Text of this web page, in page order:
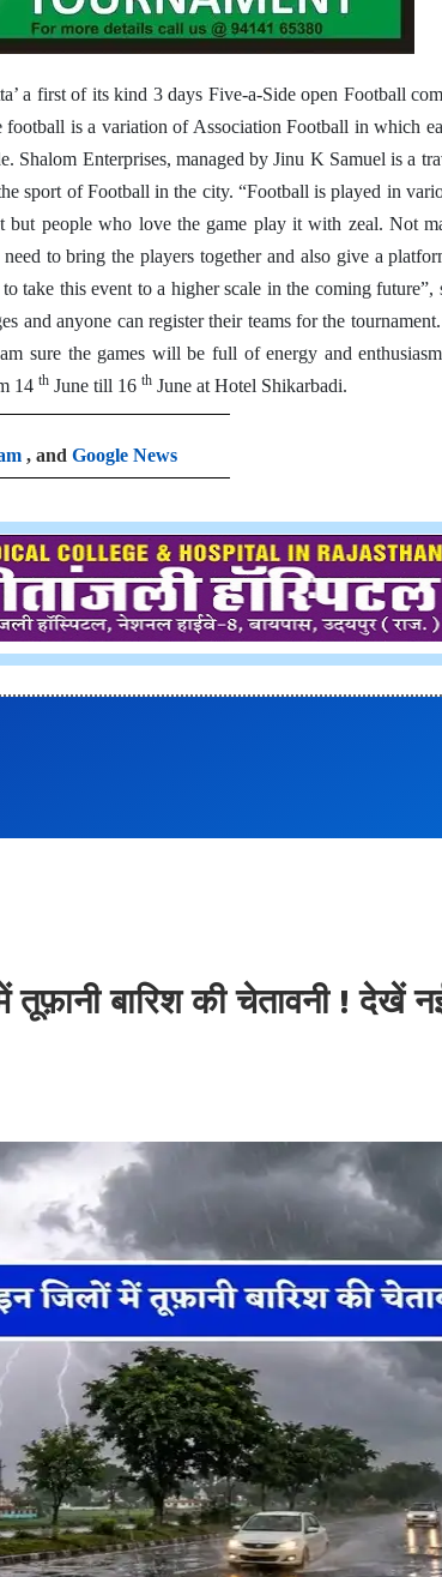
a first of its kind 3 days Five-a-Side open Football
football is a variation of Association Football in which
Shalom Enterprises, managed by Jinu K Samuel is a
sport of Football in the city. “Football is played in
people who love the game play it with zeal. Not
to bring the players together and also give a
take this event to a higher scale in the coming future”,
and anyone can register their teams for the
sure the games will be full of energy and
14 th June till 16 th June at Hotel Shikarbadi.
, and Google News
तूफ़ानी बारिश की चेतावनी ! देखें